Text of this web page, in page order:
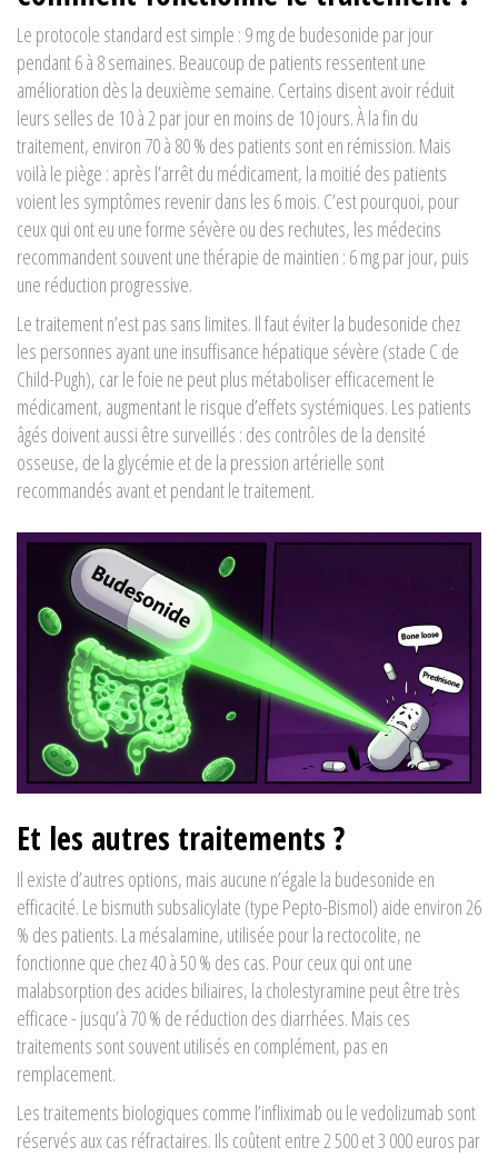
Le protocole standard est simple : 9 mg de budesonide par jour
pendant 6 à 8 semaines. Beaucoup de patients ressentent une
amélioration dès la deuxième semaine. Certains disent avoir réduit
leurs selles de 10 à 2 par jour en moins de 10 jours. À la fin du
traitement, environ 70 à 80 % des patients sont en rémission. Mais
voilà le piège : après l’arrêt du médicament, la moitié des patients
voient les symptômes revenir dans les 6 mois. C’est pourquoi, pour
ceux qui ont eu une forme sévère ou des rechutes, les médecins
recommandent souvent une thérapie de maintien : 6 mg par jour, puis
une réduction progressive.
Le traitement n’est pas sans limites. Il faut éviter la budesonide chez
les personnes ayant une insuffisance hépatique sévère (stade C de
Child-Pugh), car le foie ne peut plus métaboliser efficacement le
médicament, augmentant le risque d’effets systémiques. Les patients
âgés doivent aussi être surveillés : des contrôles de la densité
osseuse, de la glycémie et de la pression artérielle sont
recommandés avant et pendant le traitement.
Et les autres traitements ?
Il existe d’autres options, mais aucune n’égale la budesonide en
efficacité. Le bismuth subsalicylate (type Pepto-Bismol) aide environ 26
% des patients. La mésalamine, utilisée pour la rectocolite, ne
fonctionne que chez 40 à 50 % des cas. Pour ceux qui ont une
malabsorption des acides biliaires, la cholestyramine peut être très
efficace - jusqu’à 70 % de réduction des diarrhées. Mais ces
traitements sont souvent utilisés en complément, pas en
remplacement.
Les traitements biologiques comme l’infliximab ou le vedolizumab sont
réservés aux cas réfractaires. Ils coûtent entre 2 500 et 3 000 euros par